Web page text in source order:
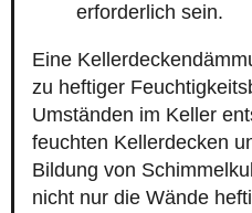
erforderlich sein.
Eine
zu heftiger
Umständen im Keller
feuchten Kellerdecken
Bildung von
nicht nur die Wände